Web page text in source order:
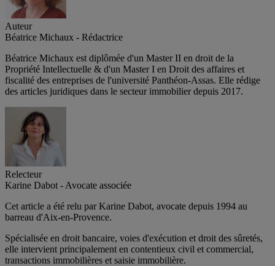
Auteur
Béatrice Michaux - Rédactrice
Béatrice Michaux est diplômée d'un Master II en droit de la
Propriété Intellectuelle & d'un Master I en Droit des affaires et
fiscalité des entreprises de l'université Panthéon-Assas. Elle rédige
des articles juridiques dans le secteur immobilier depuis 2017.
Relecteur
Karine Dabot - Avocate associée
Cet article a été relu par Karine Dabot, avocate depuis 1994 au
barreau d'Aix-en-Provence.
Spécialisée en droit bancaire, voies d'exécution et droit des sûretés,
elle intervient principalement en contentieux civil et commercial,
transactions immobilières et saisie immobilière.